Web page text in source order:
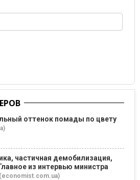
оттенок помады по цвету
частичная демобилизация,
из интервью министра
(economist.com.ua)